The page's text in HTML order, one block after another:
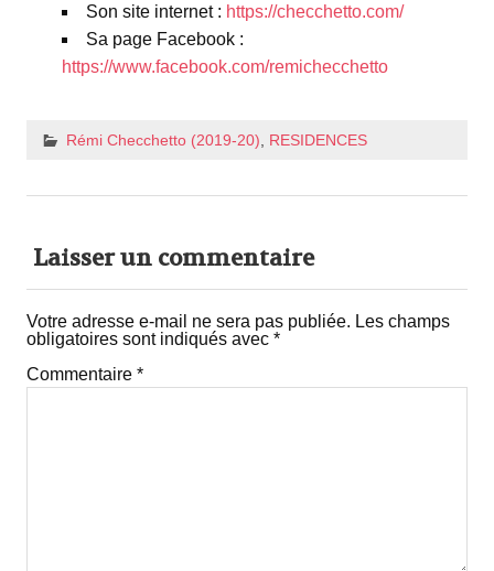
Son site internet : https://checchetto.com/
Sa page Facebook :
https://www.facebook.com/remichecchetto
Rémi Checchetto (2019-20) RESIDENCES
Laisser un commentaire
Votre adresse e-mail ne sera pas publiée. Les champs
obligatoires sont indiqués avec *
Commentaire *